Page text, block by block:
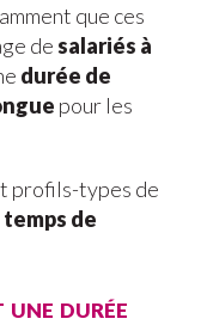
que ces
desalariés à
durée de
pour les
profils-types de
de
durée